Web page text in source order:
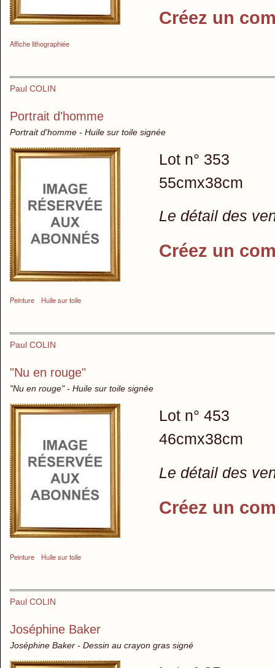
Affiche lithographiée
Créez un
Paul COLIN
Portrait d'homme
Portrait d'homme - Huile sur toile signée
Peinture Huile sur toile
Lot n° 353
55cmx38cm
Le détail des
Créez un
Paul COLIN
"Nu en rouge"
"Nu en rouge" - Huile sur toile signée
Peinture Huile sur toile
Lot n° 453
46cmx38cm
Le détail des
Créez un
Paul COLIN
Joséphine Baker
Joséphine Baker - Dessin au crayon gras signé